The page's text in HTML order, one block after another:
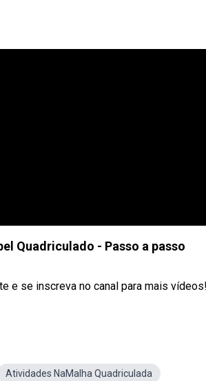
Quadriculado - Passo a passo
e se inscreva no canal para mais vídeos!
Atividades NaMalha Quadriculada